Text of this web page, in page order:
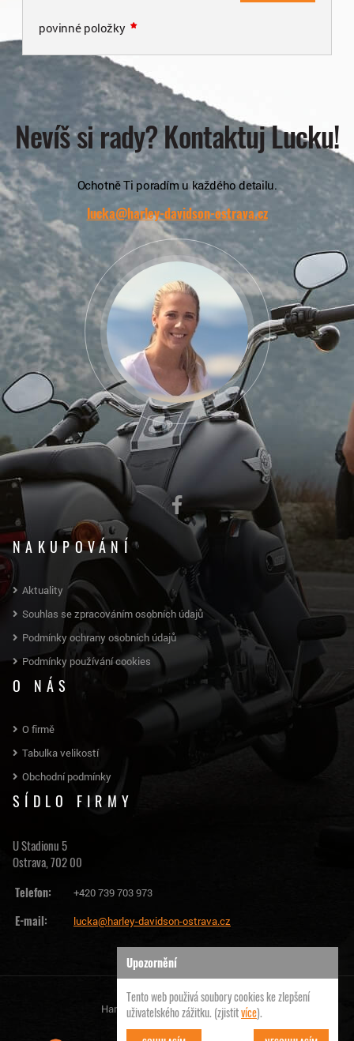
povinné položky
Nevíš si rady? Kontaktuj Lucku!
Ochotně Ti poradím u každého detailu.
lucka@harley-davidson-ostrava.cz
NAKUPOVÁNÍ
Aktuality
Souhlas se zpracováním osobních údajů
Podmínky ochrany osobních údajů
Podmínky používání cookies
O NÁS
O firmě
Tabulka velikostí
Obchodní podmínky
SÍDLO FIRMY
U Stadionu 5
Ostrava, 702 00
Telefon:
+420 739 703 973
E-mail: lucka@harley-davidson-ostrava.cz
Harley Davidson Ostrava | © 2026
Upozornění
Tento web použivá soubory cookies ke zlepšení
uživatelského zážitku. (zjistitvíce).